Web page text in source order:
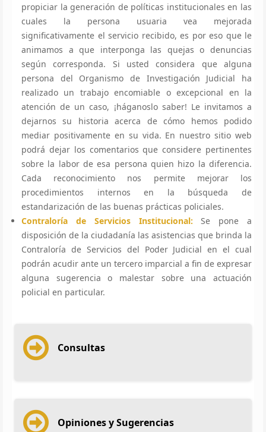
propiciar la generación de políticas institucionales en las
cuales la persona usuaria vea mejorada
significativamente el servicio recibido, es por eso que le
animamos a que interponga las quejas o denuncias
según corresponda. Si usted considera que alguna
persona del Organismo de Investigación Judicial ha
realizado un trabajo encomiable o excepcional en la
atención de un caso, ¡háganoslo saber! Le invitamos a
dejarnos su historia acerca de cómo hemos podido
mediar positivamente en su vida. En nuestro sitio web
podrá dejar los comentarios que considere pertinentes
sobre la labor de esa persona quien hizo la diferencia.
Cada reconocimiento nos permite mejorar los
procedimientos internos en la búsqueda de
estandarización de las buenas prácticas policiales.
Contraloría de Servicios Institucional:
Se pone a
disposición de la ciudadanía las asistencias que brinda la
Contraloría de Servicios del Poder Judicial en el cual
podrán acudir ante un tercero imparcial a fin de expresar
alguna sugerencia o malestar sobre una actuación
policial en particular.
Consultas
Opiniones y Sugerencias